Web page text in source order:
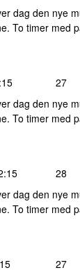
dag den nye
To timer med
27
dag den nye
To timer med
28
dag den nye
To timer med
27